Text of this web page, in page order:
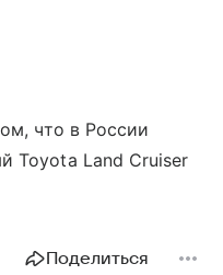
что в России
Toyota Land Cruiser
Поделиться